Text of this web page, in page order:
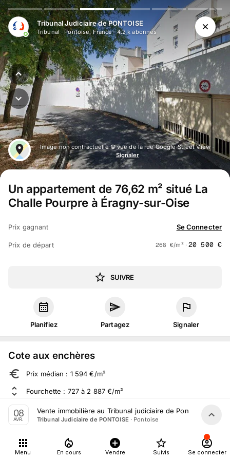
Tribunal Judiciaire de PONTOISE
Tribunal ·Pontoise, France·4.2 k abonnés
Image non contractuelle © vue de la rue Google Street View -
Signaler
Un appartement de 76,62 m² situé La
Challe Pourpre à Éragny-sur-Oise
Prix gagnant Se Connecter
Prix de départ 268 €/m² ·20 500 €
SUIVRE
Planifiez Partagez Signaler
Cote aux enchères
Prix médian : 1 594 €/m²
Fourchette : 727 à 2 887 €/m²
Sur 692 ventes aux enchères dans le département
À propos
08
AVR.
Vente immobilière au Tribunal judiciaire de Pontoise le 8
Tribunal Judiciaire de PONTOISE · Pontoise
Menu En cours Vendre Suivis Se connecter